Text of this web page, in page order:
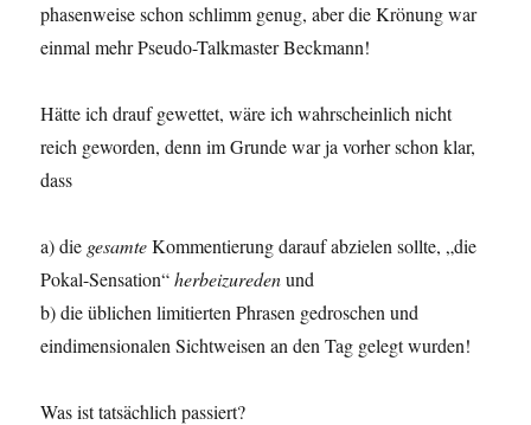
phasenweise schon schlimm genug, aber die Krönung war
einmal mehr Pseudo-Talkmaster Beckmann!
Hätte ich drauf gewettet, wäre ich wahrscheinlich nicht
reich geworden, denn im Grunde war ja vorher schon klar,
dass
a) die gesamteKommentierung darauf abzielen sollte, „die
Pokal-Sensation“herbeizuredenund
b) die üblichen limitierten Phrasen gedroschen und
eindimensionalen Sichtweisen an den Tag gelegt wurden!
Was ist tatsächlich passiert?